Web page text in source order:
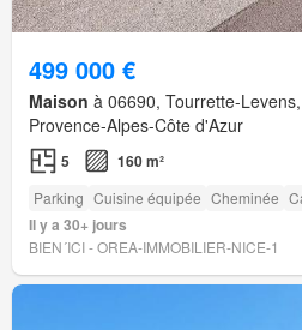
499 000 €
Maison à 06690, Tourrette-
Provence-Alpes-Côte d'Azur
5 160 m²
Parking Cuisine équipée Cheminée
Il y a 30+ jours
BIEN´ICI - OREA-IMMOBILIER-NICE-1